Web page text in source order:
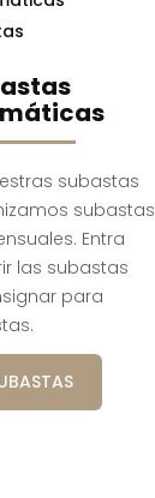
subastas
subastas
Entra
las subastas
para